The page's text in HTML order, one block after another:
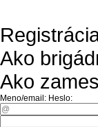
Ako
Ako
Meno/email: Heslo: